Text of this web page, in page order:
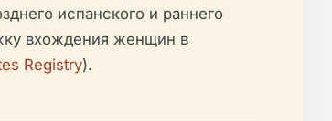
испанского и раннего
вхождения женщин в
Registry).